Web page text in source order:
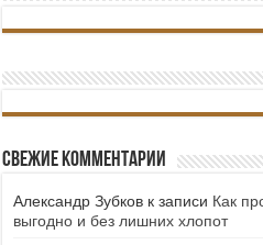
Свежие комментарии
Александр Зубков к записи Как
выгодно и без лишних хлопот